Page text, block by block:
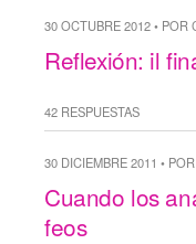
30 OCTUBRE 2012 • POR
Reflexión: il
42 RESPUESTAS
30 DICIEMBRE 2011 •
Cuando los
feos